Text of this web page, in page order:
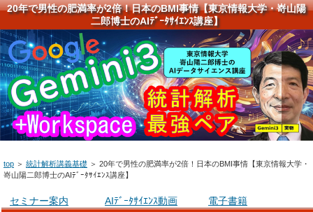
20年で男性の肥満率が2倍！日本のBMI事情【東京情報大学・嵜山陽
二郎博士のAIﾃﾞｰﾀｻｲｴﾝｽ講座】
top ＞ 統計解析講義基礎 ＞ 20年で男性の肥満率が2倍！日本のBMI事情【東京情報大学・
嵜山陽二郎博士のAIﾃﾞｰﾀｻｲｴﾝｽ講座】
セミナー案内 AIﾃﾞｰﾀｻｲｴﾝｽ動画 電子書籍